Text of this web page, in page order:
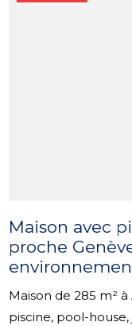
Maison avec
proche
Maison de 285 m²
piscine, pool-